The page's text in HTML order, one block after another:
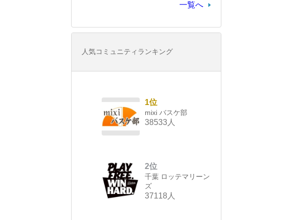
一覧へ
人気コミュニティランキング
1位
mixi バスケ部
38533人
2位
千葉 ロッテマリーン
ズ
37118人